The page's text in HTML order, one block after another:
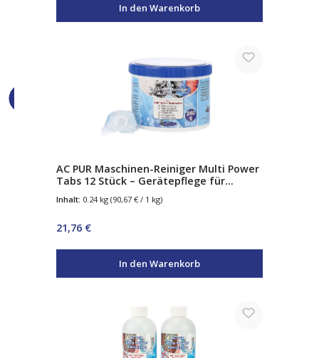
In den Warenkorb
AC PUR Maschinen-Reiniger Multi Power
Tabs 12 Stück – Gerätepflege für
entfernt Kalk, Fett & Ablagerungen
Inhalt: 0.24 kg (90,67 € / 1 kg)
Regulärer Preis:
21,76 €
In den Warenkorb